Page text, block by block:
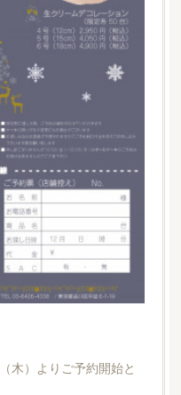
木）よりご予約開始と